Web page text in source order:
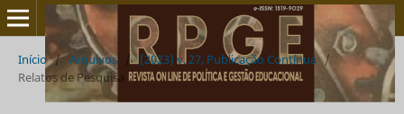
Início / Arquivos / (2023) v. 27, Publicação Contínua /
Relatos de Pesquisa